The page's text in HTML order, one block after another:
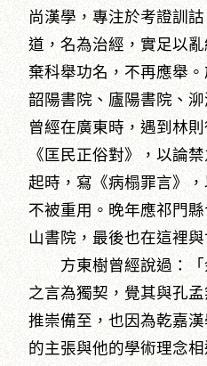
尚漢學，專注於考證訓
道，名為治經，實足以
棄科舉功名，不再應舉
韶陽書院、廬陽書院、
曾經在廣東時，遇到林
《匡民正俗對》，以論
起時，寫《病榻罪言》
不被重用。晚年應祁門
山書院，最後也在這裡與
方東樹曾經說過：「
之言為獨契，覺其與孔
推崇備至，也因為乾嘉
的主張與他的學術理念